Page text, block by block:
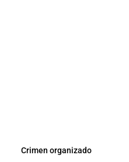
Crimen organizado